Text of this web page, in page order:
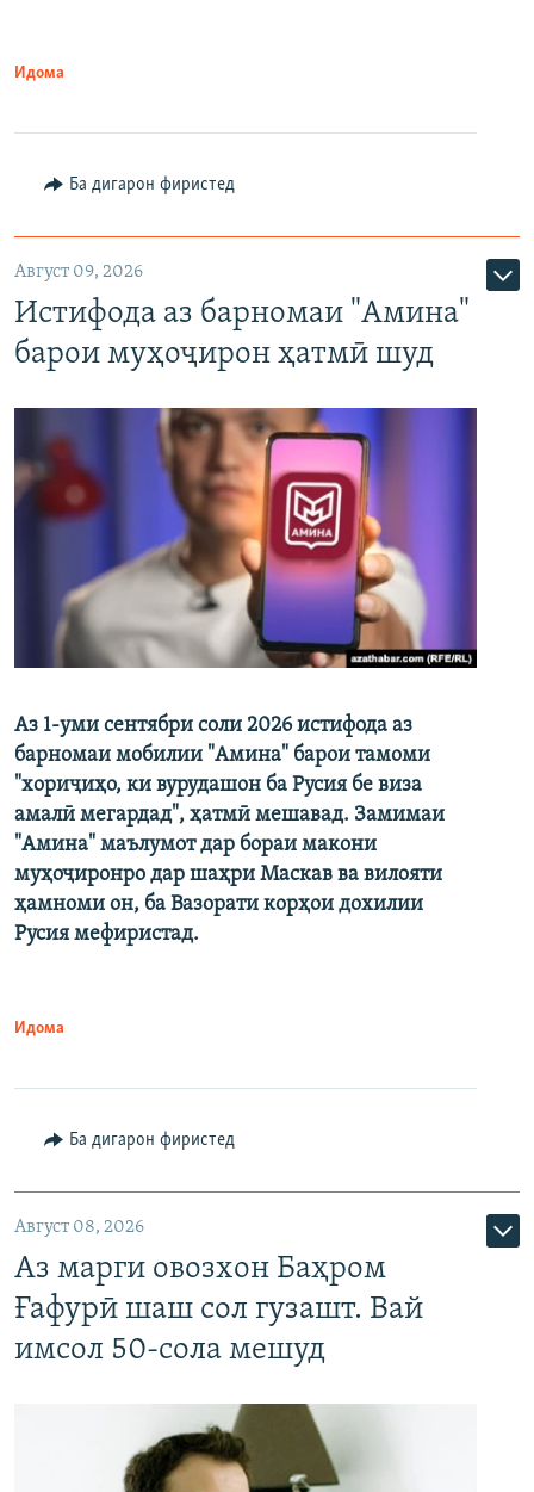
Идома
Ба дигарон фиристед
Август 09, 2026
Истифода аз барномаи "Амина"
барои муҳоҷирон ҳатмӣ шуд
Аз 1-уми сентябри соли 2026 истифода аз
барномаи мобилии "Амина" барои тамоми
"хориҷиҳо, ки вурудашон ба Русия бе виза
амалӣ мегардад", ҳатмӣ мешавад. Замимаи
"Амина" маълумот дар бораи макони
муҳоҷиронро дар шаҳри Маскав ва вилояти
ҳамноми он, ба Вазорати корҳои дохилии
Русия мефиристад.
Идома
Ба дигарон фиристед
Август 08, 2026
Аз марги овозхон Баҳром
Ғафурӣ шаш сол гузашт. Вай
имсол 50-сола мешуд